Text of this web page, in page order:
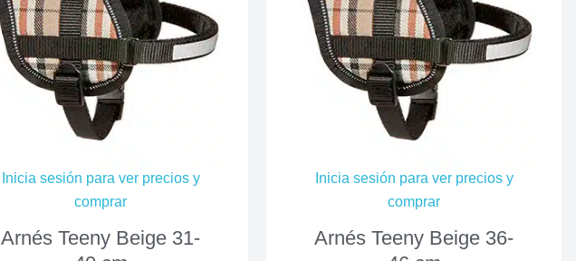
Inicia sesión para ver precios y
comprar
Arnés Teeny Beige 31-
Inicia sesión para ver precios y
comprar
Arnés Teeny Beige 36-